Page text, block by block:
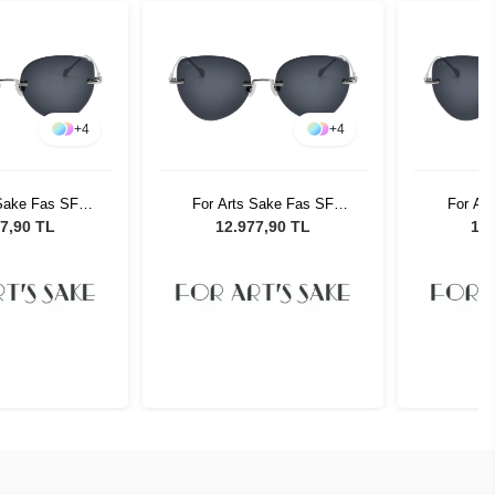
+4
Fas SF
Güneş
TL
+4
For Arts Sake Fas SF
025SL Kadın Güneş
12.977,90 TL
For